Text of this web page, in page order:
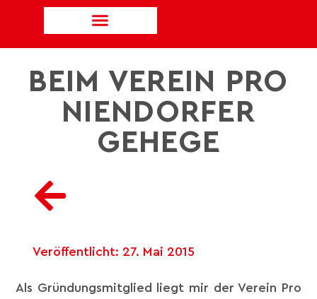
BEIM VEREIN PRO
NIENDORFER
GEHEGE
Veröffentlicht: 27. Mai 2015
Als Gründungsmitglied liegt mir der Verein Pro